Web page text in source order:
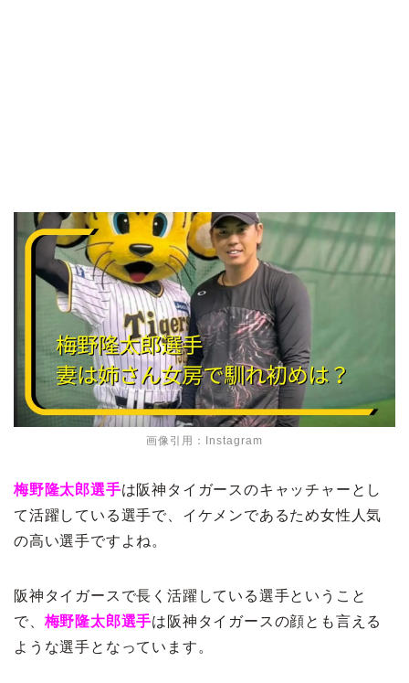
画像引用：Instagram
梅野隆太郎選手は阪神タイガースのキャッチャーとし
て活躍している選手で、イケメンであるため女性人気
の高い選手ですよね。
阪神タイガースで長く活躍している選手ということ
で、 梅野隆太郎選手は阪神タイガースの顔とも言える
ような選手となっています。